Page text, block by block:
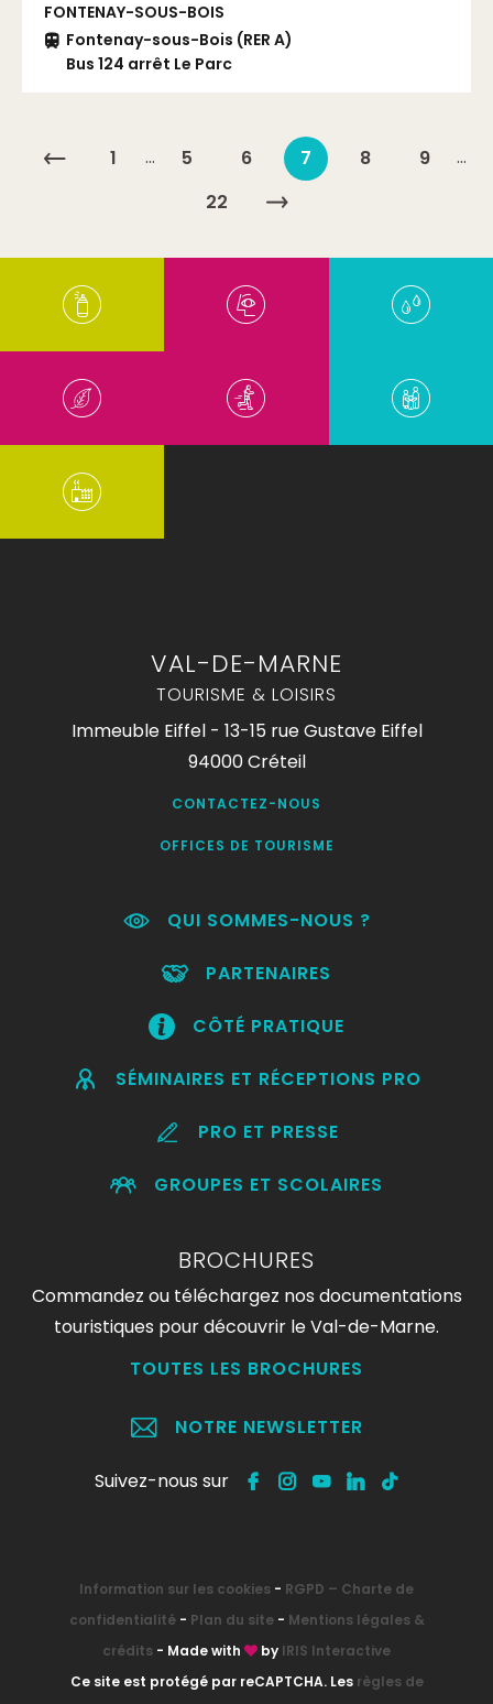
FONTENAY-SOUS-BOIS
Fontenay-sous-Bois (RER A)
Bus 124 arrêt Le Parc
1 … 5 6 7 8 9
…
22
VAL-DE-MARNE
TOURISME & LOISIRS
Immeuble Eiffel - 13-15 rue Gustave Eiffel
94000 Créteil
CONTACTEZ-NOUS
OFFICES DE TOURISME
QUI SOMMES-NOUS ?
PARTENAIRES
CÔTÉ PRATIQUE
SÉMINAIRES ET RÉCEPTIONS PRO
PRO ET PRESSE
GROUPES ET SCOLAIRES
BROCHURES
Commandez ou téléchargez nos documentations
touristiques pour découvrir le Val-de-Marne.
TOUTES LES BROCHURES
NOTRE NEWSLETTER
Suivez-nous sur
Information sur les cookies - RGPD – Charte de
confidentialité- Plan du site- Mentions légales &
crédits - Made with by IRIS Interactive
Ce site est protégé par reCAPTCHA. Les règles de